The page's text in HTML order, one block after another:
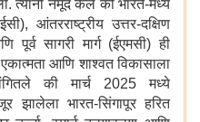
त्यांनी नमूद केले की भारत-मध्य
आंतरराष्ट्रीय उत्तर-दक्षिण
पूर्व सागरी मार्ग (ईएमसी) ही
आणि शाश्वत विकासाला
की मार्च 2025 मध्ये
झालेला भारत-सिंगापूर हरित